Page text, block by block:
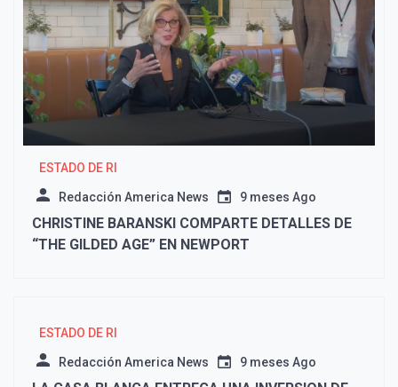
ESTADO DE RI
Redacción America News 9 meses Ago
CHRISTINE BARANSKI COMPARTE DETALLES DE
“THE GILDED AGE” EN NEWPORT
ESTADO DE RI
Redacción America News 9 meses Ago